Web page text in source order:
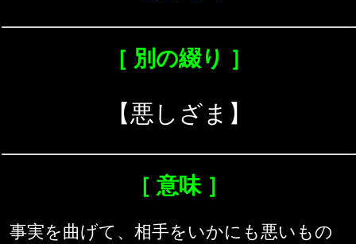
［ 別の綴り ］
【悪しざま】
［ 意味 ］
事実を曲げて、相手をいかにも悪いもの